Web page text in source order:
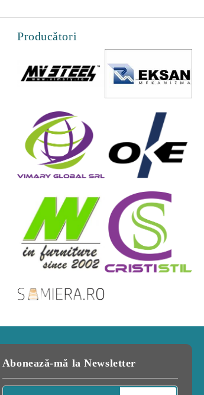
Cateva lucruri pe
care le poti face
pentru a maximiza
spatiul mic de
acasa
27 Februarie 2019
Producători
Abonează-mă la Newsletter